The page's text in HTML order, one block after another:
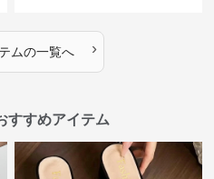
ムの一覧へ ›
すすめアイテム